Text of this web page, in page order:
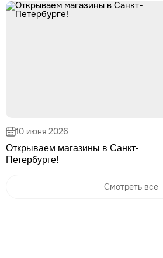
10 июня 2026
Открываем магазины в Санкт-
Петербурге!
Смотреть все